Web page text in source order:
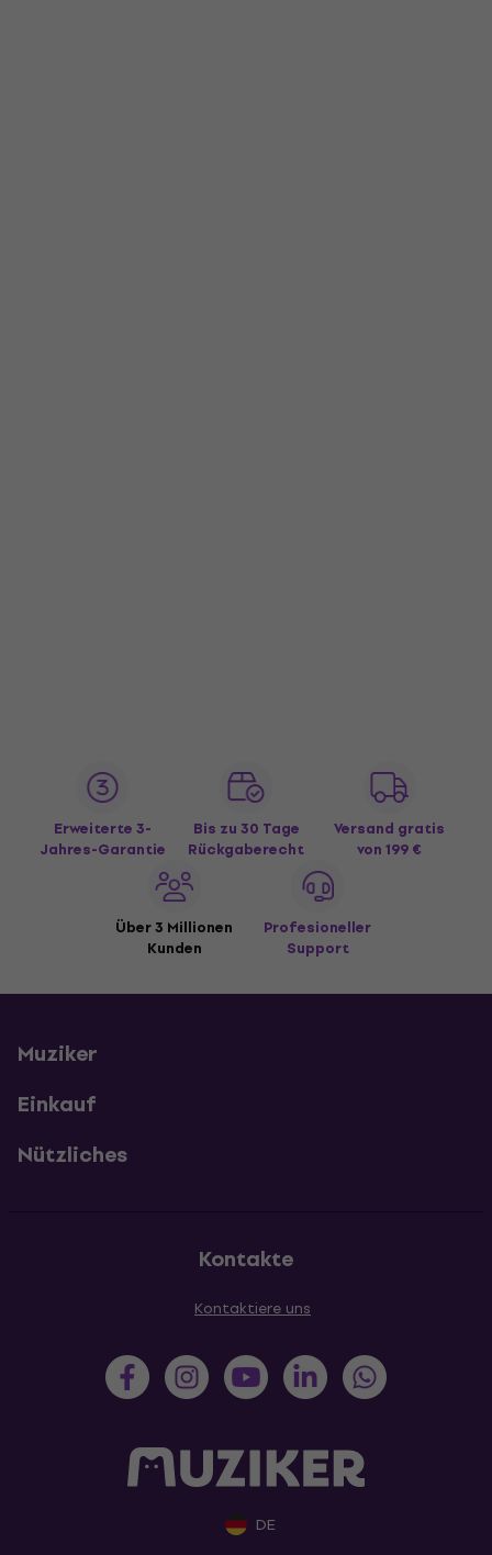
Erweiterte 3-
Jahres-Garantie
Bis zu 30 Tage
Rückgaberecht
Versand gratis
von 199 €
Über 3 Millionen
Kunden
Profesioneller
Support
Muziker
Einkauf
Nützliches
Kontakte
Kontaktiere uns
DE